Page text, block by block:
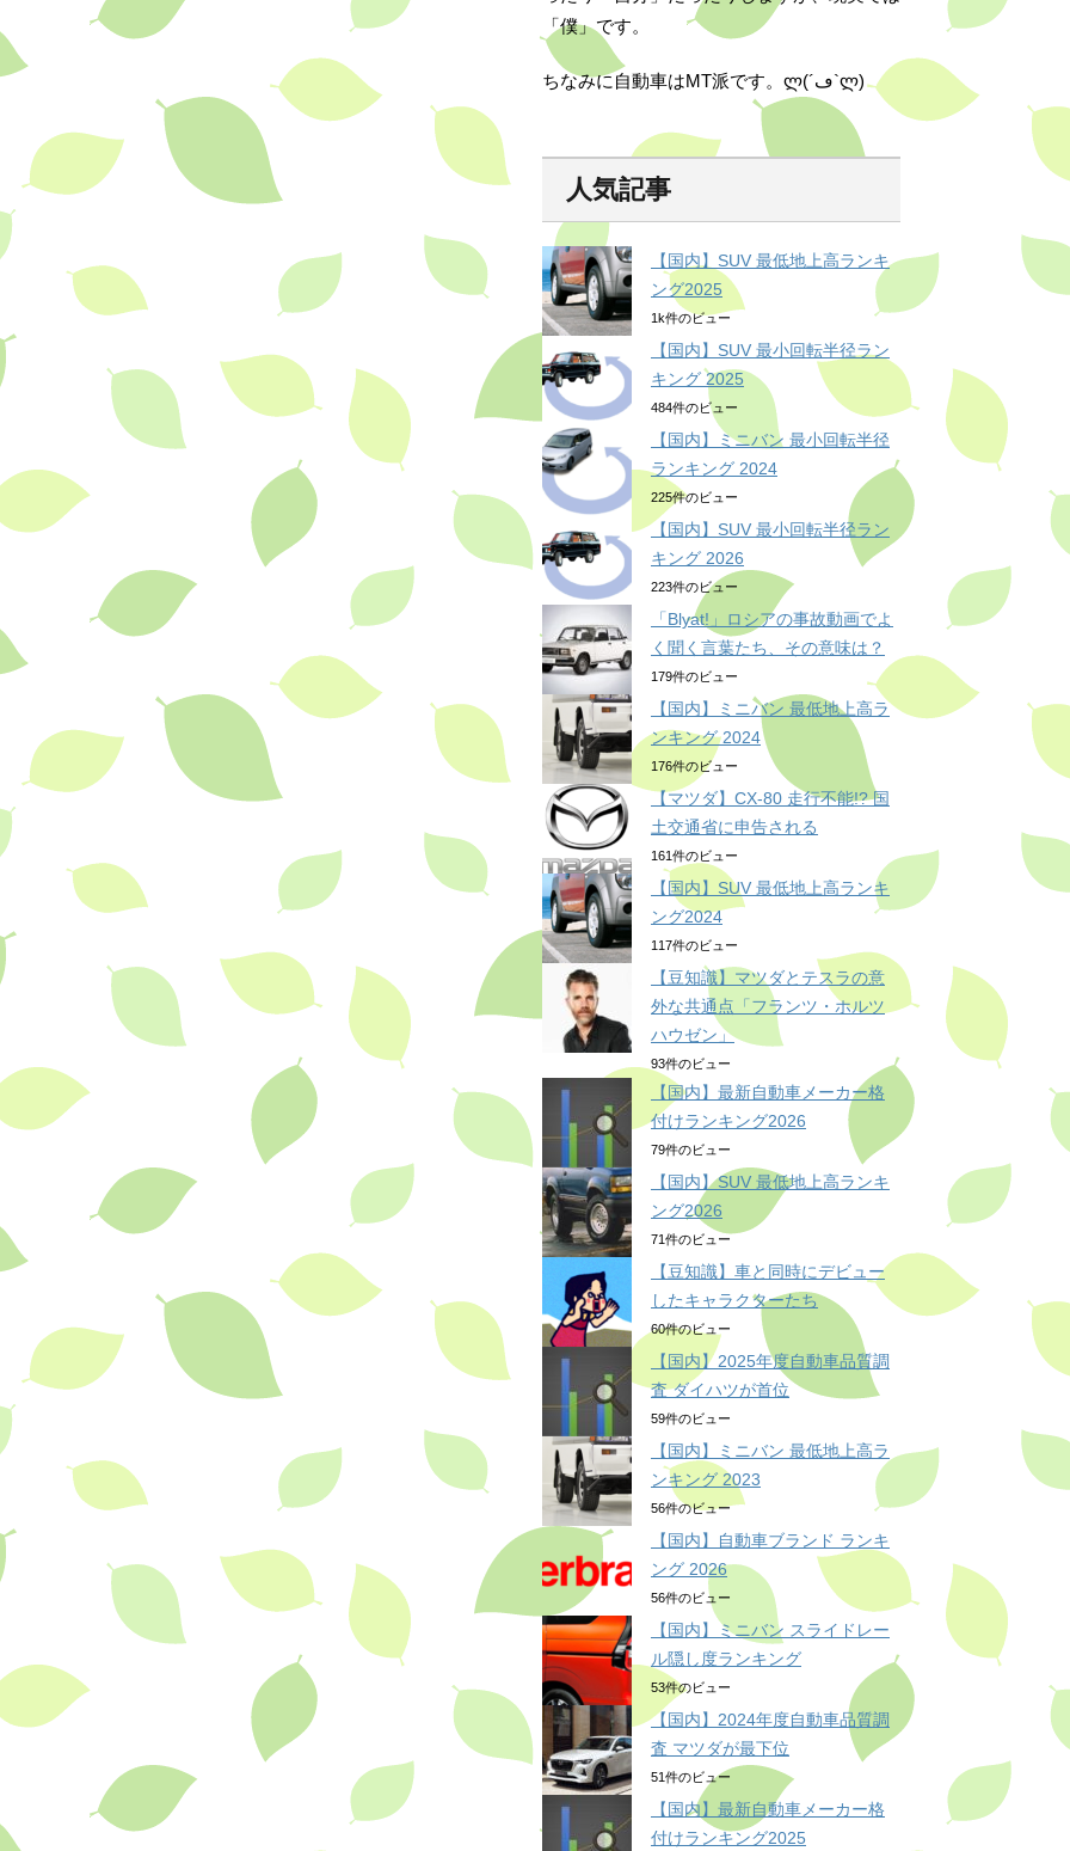
「僕」です。
ちなみに自動車はMT派です。ლ(´ڡ`ლ)
人気記事
【国内】SUV 最低地上高ランキ
ング2025
1k件のビュー
【国内】SUV 最小回転半径ラン
キング 2025
484件のビュー
【国内】ミニバン 最小回転半径
ランキング 2024
225件のビュー
【国内】SUV 最小回転半径ラン
キング 2026
223件のビュー
「Blyat!」ロシアの事故動画でよ
く聞く言葉たち、その意味は？
179件のビュー
【国内】ミニバン 最低地上高ラ
ンキング 2024
176件のビュー
【マツダ】CX-80 走行不能!? 国
土交通省に申告される
161件のビュー
【国内】SUV 最低地上高ランキ
ング2024
117件のビュー
【豆知識】マツダとテスラの意
外な共通点「フランツ・ホルツ
ハウゼン」
93件のビュー
【国内】最新自動車メーカー格
付けランキング2026
79件のビュー
【国内】SUV 最低地上高ランキ
ング2026
71件のビュー
【豆知識】車と同時にデビュー
したキャラクターたち
60件のビュー
【国内】2025年度自動車品質調
査 ダイハツが首位
59件のビュー
【国内】ミニバン 最低地上高ラ
ンキング 2023
56件のビュー
【国内】自動車ブランド ランキ
ング 2026
56件のビュー
【国内】ミニバン スライドレー
ル隠し度ランキング
53件のビュー
【国内】2024年度自動車品質調
査 マツダが最下位
51件のビュー
【国内】最新自動車メーカー格
付けランキング2025